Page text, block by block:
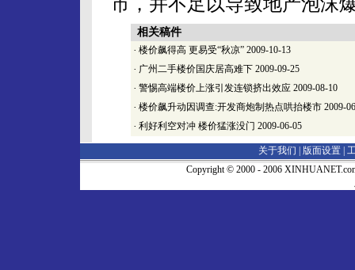
相关稿件
· 楼价飙得高 更易受“秋凉” 2009-10-13
· 广州二手楼价国庆居高难下 2009-09-25
· 警惕高端楼价上涨引发连锁挤出效应 2009-08-10
· 楼价飙升动因调查:开发商炮制热点哄抬楼市 2009-
· 利好利空对冲 楼价猛涨没门 2009-06-05
关于我们 | 版面设置
Copyright © 2000 - 2006